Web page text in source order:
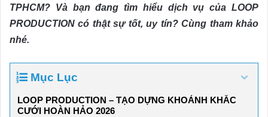
TPHCM? Và bạn đang tìm hiểu dịch vụ của LOOP
PRODUCTION có thật sự tốt, uy tín? Cùng tham khảo
nhé.
Mục Lục
LOOP PRODUCTION – TẠO DỰNG KHOẢNH KHẮC
CƯỚI HOÀN HẢO 2026